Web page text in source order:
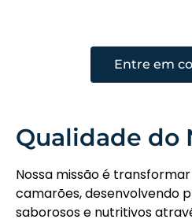
Entre em
Qualidade do
Nossa missão é
camarões, desenvolvendo
saborosos e nutritivos